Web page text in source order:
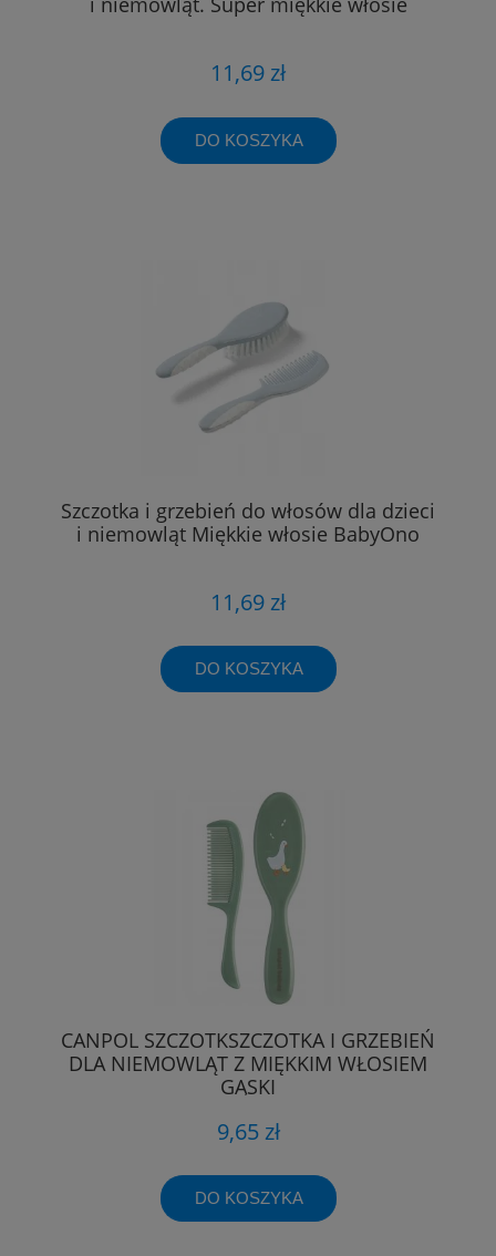
11,69 zł
DO KOSZYKA
Szczotka i grzebień do włosów dla dzieci
i niemowląt Miękkie włosie BabyOno
11,69 zł
DO KOSZYKA
CANPOL SZCZOTKSZCZOTKA I GRZEBIEŃ
DLA NIEMOWLĄT Z MIĘKKIM WŁOSIEM
GĄSKI
9,65 zł
DO KOSZYKA